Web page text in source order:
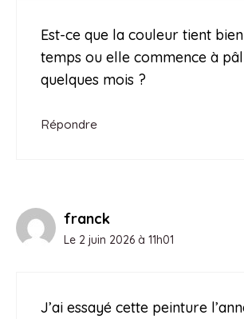
Est-ce que la couleur tient
temps ou elle commence à
quelques mois ?
Répondre
franck
Le 2 juin 2026 à 11h01
J’ai essayé cette peinture